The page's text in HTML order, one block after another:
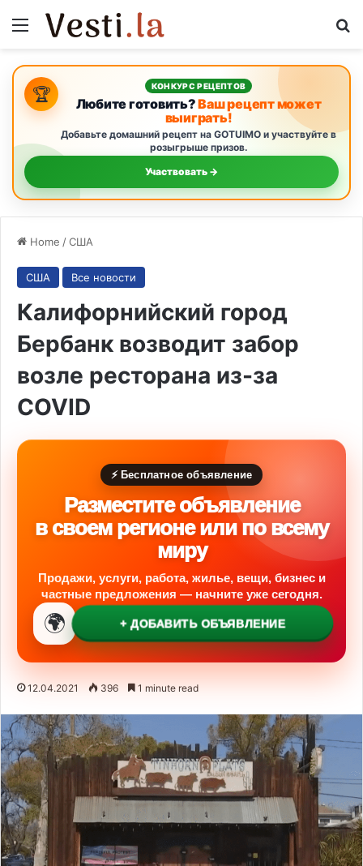
Menu
🏆 КОНКУРС РЕЦЕПТОВ
Любите готовить?Ваш рецепт может
выиграть!
Добавьте домашний рецепт на GOTUIMO и участвуйте в
розыгрыше призов.
Участвовать →
Home /США
США Все новости
Калифорнийский город
Бербанк возводит забор
возле ресторана из-за
COVID
⚡ Бесплатное объявление
Разместите объявление
в своем регионе или по всему
миру
Продажи, услуги, работа, жилье, вещи, бизнес и
частные предложения — начните уже сегодня.
🌍 + ДОБАВИТЬ ОБЪЯВЛЕНИЕ
12.04.2021 396 1 minute read